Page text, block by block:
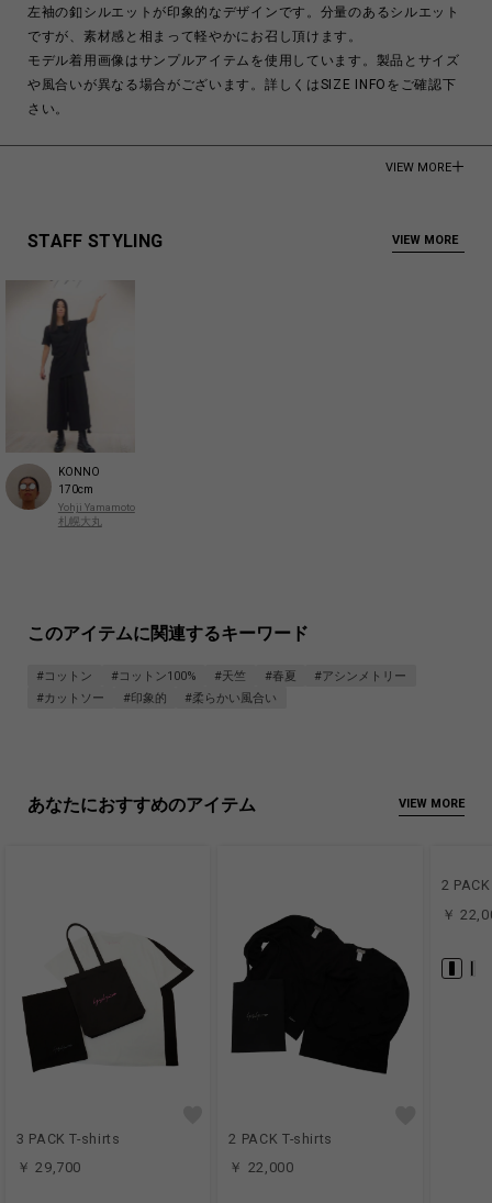
左袖の釦シルエットが印象的なデザインです。分量のあるシルエット
ですが、素材感と相まって軽やかにお召し頂けます。
モデル着用画像はサンプルアイテムを使用しています。製品とサイズ
や風合いが異なる場合がございます。詳しくはSIZE INFOをご確認下
さい。
商品についてよくあるお問い合わせはこちら
VIEW MORE
STAFF STYLING VIEW MORE
KONNO
170cm
Yohji Yamamoto
札幌大丸
このアイテムに関連するキーワード
#コットン #コットン100% #天竺 #春夏
#アシンメトリー
#カットソー
#印象的 #柔らかい風合い
あなたにおすすめのアイテム VIEW MORE
3 PACK T-shirts
￥ 29,700
2 PACK T-shirts
￥ 22,000
2
￥